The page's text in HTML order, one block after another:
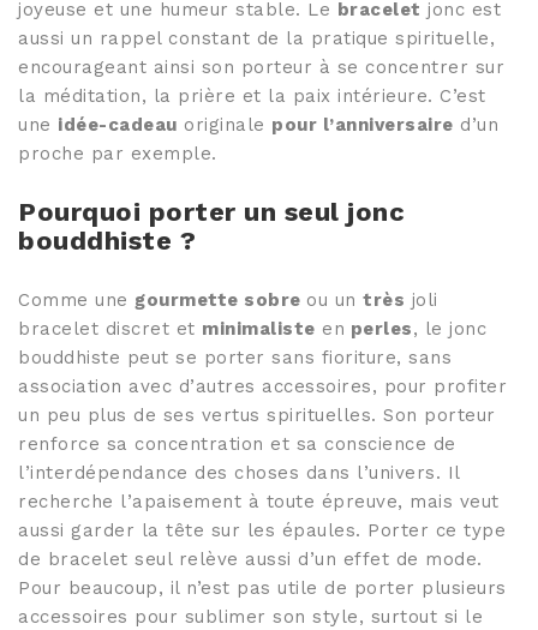
joyeuse et une humeur stable. Le bracelet jonc est
aussi un rappel constant de la pratique spirituelle,
encourageant ainsi son porteur à se concentrer sur
la méditation, la prière et la paix intérieure. C’est
une idée-cadeau originale pour l’anniversaire d’un
proche par exemple.
Pourquoi porter un seul jonc
bouddhiste ?
Comme une gourmette sobre ou un très joli
bracelet discret et minimaliste en perles, le jonc
bouddhiste peut se porter sans fioriture, sans
association avec d’autres accessoires, pour profiter
un peu plus de ses vertus spirituelles. Son porteur
renforce sa concentration et sa conscience de
l’interdépendance des choses dans l’univers. Il
recherche l’apaisement à toute épreuve, mais veut
aussi garder la tête sur les épaules. Porter ce type
de bracelet seul relève aussi d’un effet de mode.
Pour beaucoup, il n’est pas utile de porter plusieurs
accessoires pour sublimer son style, surtout si le